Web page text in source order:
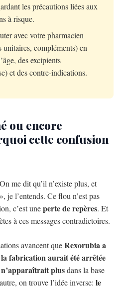
les précautions liées aux
à risque.
avec votre pharmacien
unitaires, compléments) en
des excipients
et des contre-indications.
ou encore
cette confusion
me dit qu’il n’existe plus, et
je l’entends. Ce flou n’est pas
c’est uneperte de repères. Et
à ces messages contradictoires.
avancent queRexorubia a
la fabrication aurait été arrêtée
plusdans la base
on trouve l’idée inverse: le